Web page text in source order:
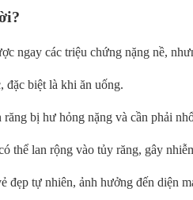
ngay các triệu chứng nặng nề,
đặc biệt là khi ăn uống.
bị hư hỏng nặng và cần phải
thể lan rộng vào tủy răng, gây
đẹp tự nhiên, ảnh hưởng đến diện